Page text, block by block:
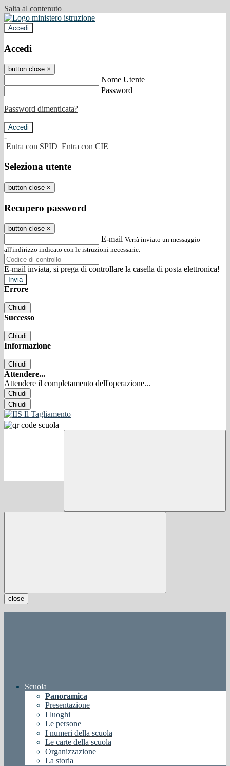
Salta al contenuto
Accedi
Accedi
button close ×
Nome Utente
Password
Password dimenticata?
-
Entra con SPID Entra con CIE
Seleziona utente
button close ×
Recupero password
button close ×
E-mail Verrà inviato un messaggio
all'indirizzo indicato con le istruzioni necessarie.
E-mail inviata, si prega di controllare la casella di posta elettronica!
Errore
Chiudi
Successo
Chiudi
Informazione
Chiudi
Attendere...
Attendere il completamento dell'operazione...
Chiudi
Chiudi
close
Scuola
Panoramica
Presentazione
I luoghi
Le persone
I numeri della scuola
Le carte della scuola
Organizzazione
La storia